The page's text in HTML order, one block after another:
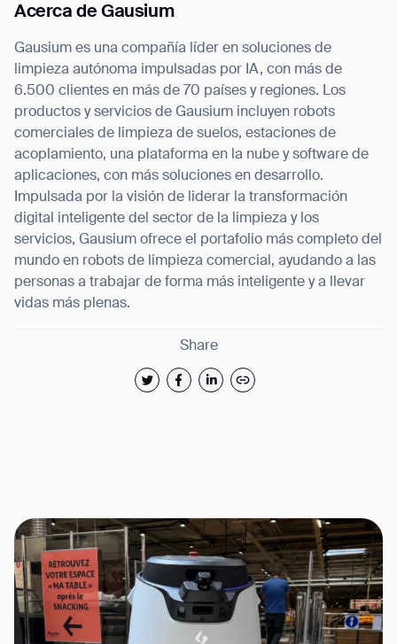
Acerca de Gausium
Gausium es una compañía líder en soluciones de
limpieza autónoma impulsadas por IA, con más de
6.500 clientes en más de 70 países y regiones. Los
productos y servicios de Gausium incluyen robots
comerciales de limpieza de suelos, estaciones de
acoplamiento, una plataforma en la nube y software de
aplicaciones, con más soluciones en desarrollo.
Impulsada por la visión de liderar la transformación
digital inteligente del sector de la limpieza y los
servicios, Gausium ofrece el portafolio más completo del
mundo en robots de limpieza comercial, ayudando a las
personas a trabajar de forma más inteligente y a llevar
vidas más plenas.
Share